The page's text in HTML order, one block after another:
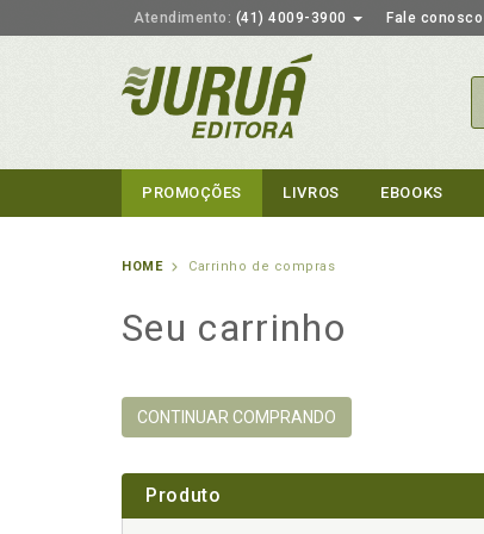
Atendimento: (41) 4009-3900 Fale conosco
PROMOÇÕES LIVROS EBOOKS
HOME Carrinho de compras
Seu carrinho
CONTINUAR COMPRANDO
Produto